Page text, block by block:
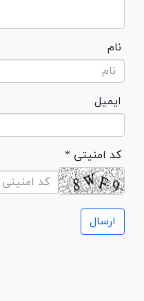
نام
ایمیل
* کد امنیتی